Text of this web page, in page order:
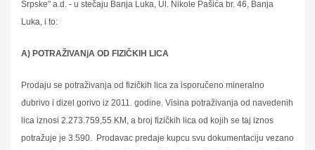
Srpske" a.d. - u stečaju Banja Luka, Ul. Nikole Pašića br. 46, Banja
Luka, i to:
A) POTRAŽIVANjA OD FIZIČKIH LICA
Prodaju se potraživanja od fizičkih lica za isporučeno mineralno
đubrivo i dizel gorivo iz 2011. godine. Visina potraživanja od navedenih
lica iznosi 2.273.759,55 KM, a broj fizičkih lica od kojih se taj iznos
potražuje je 3.590. Prodavac predaje kupcu svu dokumentaciju vezano